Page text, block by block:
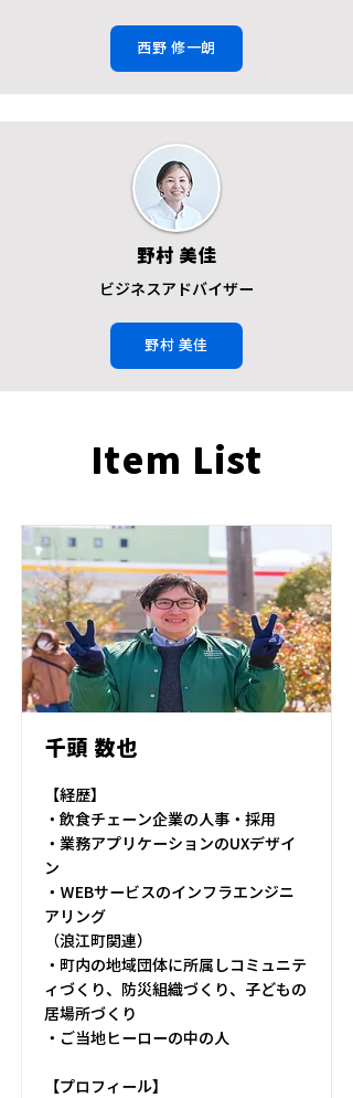
西野 修一朗
野村 美佳
ビジネスアドバイザー
野村 美佳
Item List
千頭 数也
【経歴】
・飲食チェーン企業の人事・採用
・業務アプリケーションのUXデザイ
ン
・WEBサービスのインフラエンジニ
アリング
（浪江町関連）
・町内の地域団体に所属しコミュニテ
ィづくり、防災組織づくり、子どもの
居場所づくり
・ご当地ヒーローの中の人
【プロフィール】